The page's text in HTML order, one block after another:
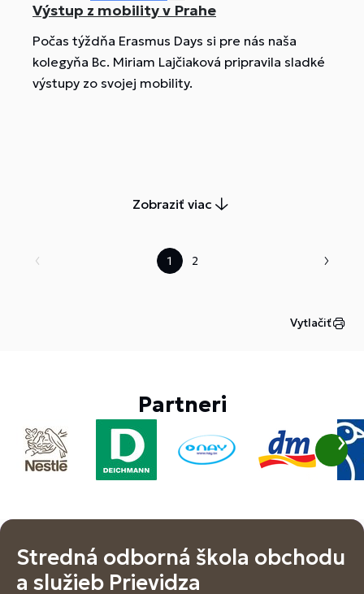
Výstup z mobility v Prahe
Počas týždňa Erasmus Days si pre nás naša
kolegyňa Bc. Miriam Lajčiaková pripravila sladké
výstupy zo svojej mobility.
Zobraziť viac
1 2
Vytlačiť
Partneri
Stredná odborná škola obchodu
a služieb Prievidza